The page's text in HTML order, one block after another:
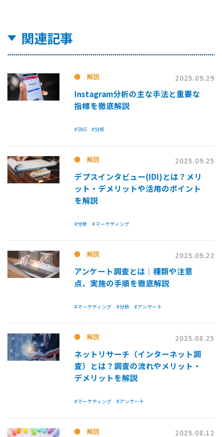
関連記事
解説 2025.09.29
Instagram分析の主な手法と重要な
指標を徹底解説
#SNS #分析
解説 2025.09.25
デプスインタビュー(IDI)とは？メリ
ット・デメリットや活用のポイント
を解説
#分析 #マーケティング
解説 2025.09.22
アンケート調査とは│種類や注意
点、実施の手順を徹底解説
#マーケティング #分析 #アンケート
解説 2025.08.25
ネットリサーチ（インターネット調
査）とは？調査の流れやメリット・
デメリットを解説
#マーケティング #アンケート
解説 2025.08.12